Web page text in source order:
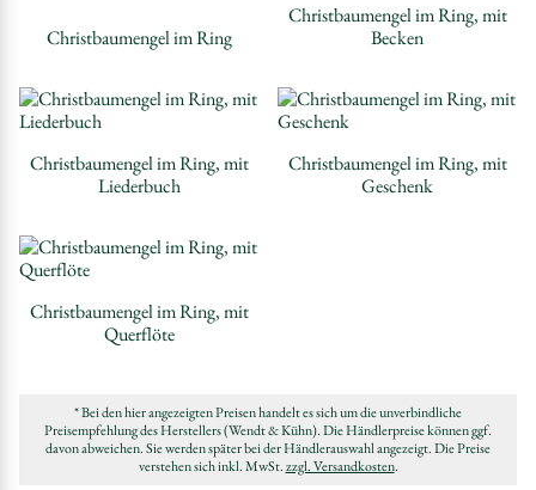
Christbaumengel im Ring
Christbaumengel im Ring, mit
Becken
Christbaumengel im Ring, mit
Liederbuch
Christbaumengel im Ring, mit
Geschenk
Christbaumengel im Ring, mit
Querflöte
* Bei den hier angezeigten Preisen handelt es sich um die unverbindliche
Preisempfehlung des Herstellers (Wendt & Kühn). Die Händlerpreise können ggf.
davon abweichen. Sie werden später bei der Händlerauswahl angezeigt. Die Preise
verstehen sich inkl. MwSt.zzgl. Versandkosten.